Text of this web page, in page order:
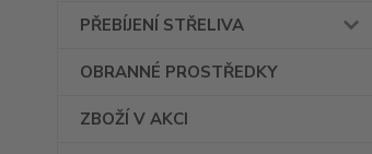
PŘEBÍJENÍ STŘELIVA
OBRANNÉ PROSTŘEDKY
ZBOŽÍ V AKCI